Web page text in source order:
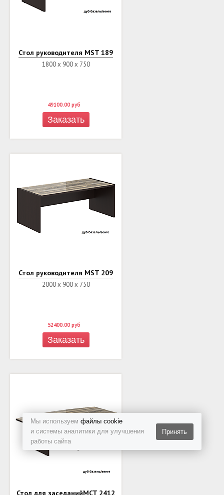
Мы используем файлы cookie
и системы аналитики для улучшения
работы сайта
Принять
Стол руководителя MST 189
1800 х 900 х 750
49100.00 руб
Заказать
Стол руководителя MST 209
2000 х 900 х 750
52400.00 руб
Заказать
Стол для заседанийMCT 2412